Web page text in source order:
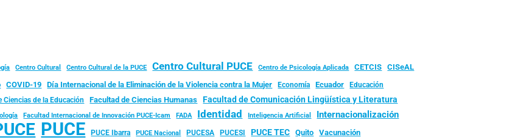
Centro Cultural Centro Cultural de la PUCE Centro Cultural PUCE Centro de Psicología Aplicada CETCIS CISeAL
COVID-19 Día Internacional de la Eliminación de la Violencia contra la Mujer Economía Ecuador
Educación
Ciencias de la Educación Facultad de Ciencias Humanas Facultad de Comunicación Lingüística y Literatura
Facultad Internacional de Innovación PUCE-Icam FADA Identidad Inteligencia Artificial Internacionalización
PUCE PUCE Ibarra PUCE Nacional PUCESA PUCESI PUCE TEC Quito Vacunación